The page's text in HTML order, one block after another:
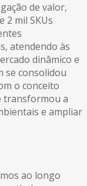
de valor,
2 mil SKUs
atendendo às
dinâmico e
se consolidou
o conceito
transformou a
e ampliar
ao longo